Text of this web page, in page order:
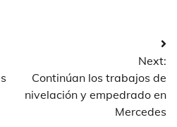
Next:
Continúan los trabajos de
nivelación y empedrado en
Mercedes